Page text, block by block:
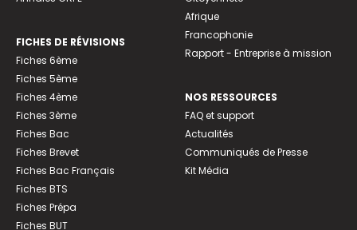
FICHES DE RÉVISIONS
Fiches 6ème
Fiches 5ème
Fiches 4ème
Fiches 3ème
Fiches Bac
Fiches Brevet
Fiches Bac Français
Fiches BTS
Fiches Prépa
Fiches BUT
Afrique
Francophonie
Rapport - Entreprise à mission
NOS RESSOURCES
FAQ et support
Actualités
Communiqués de Presse
Kit Média